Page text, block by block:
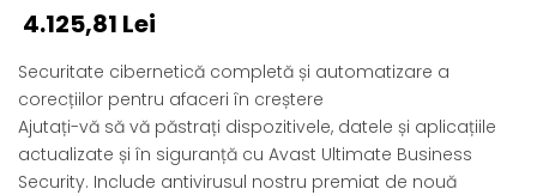
4.125,81 Lei
Securitate cibernetică completă și automatizare a
corecțiilor pentru afaceri în creștere
Ajutați-vă să vă păstrați dispozitivele, datele și aplicațiile
actualizate și în siguranță cu Avast Ultimate Business
Security. Include antivirusul nostru premiat de nouă